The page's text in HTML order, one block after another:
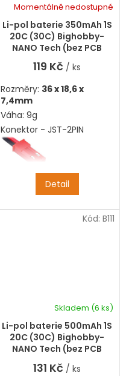
Li-pol baterie 350mAh 1S
20C (30C) Bighobby-
NANO Tech (bez PCB
ochrany)
Průměrné
hodnocení
produktu
hvězdiček.
Momentálně nedostupné
119 Kč / ks
Detail
Rozměry: 36 x 18,6 x
7,4mm
Váha: 9g
Konektor - JST-2PIN
Li-pol baterie 500mAh 1S
20C (30C) Bighobby-
NANO Tech (bez PCB
ochrany)
hodnocení
produktu
Skladem (6 ks)
131 Kč / ks
Kód: B111